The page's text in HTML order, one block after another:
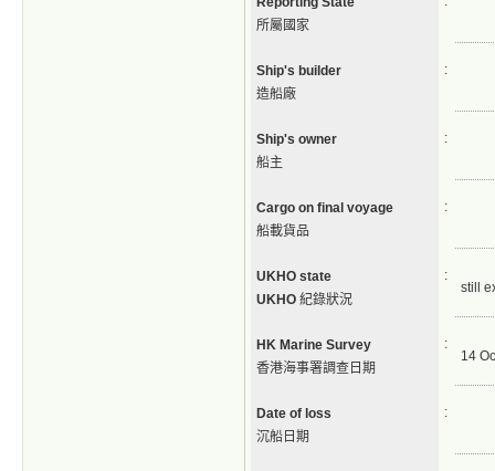
所屬國家
Ship's builder
造船廠
:
Ship's owner
船主
:
Cargo on final voyage
船載貨品
:
UKHO state
UKHO 紀錄狀況
:
still
HK Marine Survey
香港海事署調查日期
:
14
Date of loss
沉船日期
: